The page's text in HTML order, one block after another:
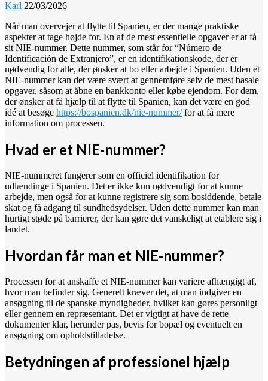
Karl 22/03/2026
Når man overvejer at flytte til Spanien, er der mange praktiske
aspekter at tage højde for. En af de mest essentielle opgaver er at få
sit NIE-nummer. Dette nummer, som står for “Número de
Identificación de Extranjero”, er en identifikationskode, der er
nødvendig for alle, der ønsker at bo eller arbejde i Spanien. Uden et
NIE-nummer kan det være svært at gennemføre selv de mest basale
opgaver, såsom at åbne en bankkonto eller købe ejendom. For dem,
der ønsker at få hjælp til at flytte til Spanien, kan det være en god
idé at besøge https://bospanien.dk/nie-nummer/for at få mere
information om processen.
Hvad er et NIE-nummer?
NIE-nummeret fungerer som en officiel identifikation for
udlændinge i Spanien. Det er ikke kun nødvendigt for at kunne
arbejde, men også for at kunne registrere sig som bosiddende, betale
skat og få adgang til sundhedsydelser. Uden dette nummer kan man
hurtigt støde på barrierer, der kan gøre det vanskeligt at etablere sig i
landet.
Hvordan får man et NIE-nummer?
Processen for at anskaffe et NIE-nummer kan variere afhængigt af,
hvor man befinder sig. Generelt kræver det, at man indgiver en
ansøgning til de spanske myndigheder, hvilket kan gøres personligt
eller gennem en repræsentant. Det er vigtigt at have de rette
dokumenter klar, herunder pas, bevis for bopæl og eventuelt en
ansøgning om opholdstilladelse.
Betydningen af professionel hjælp